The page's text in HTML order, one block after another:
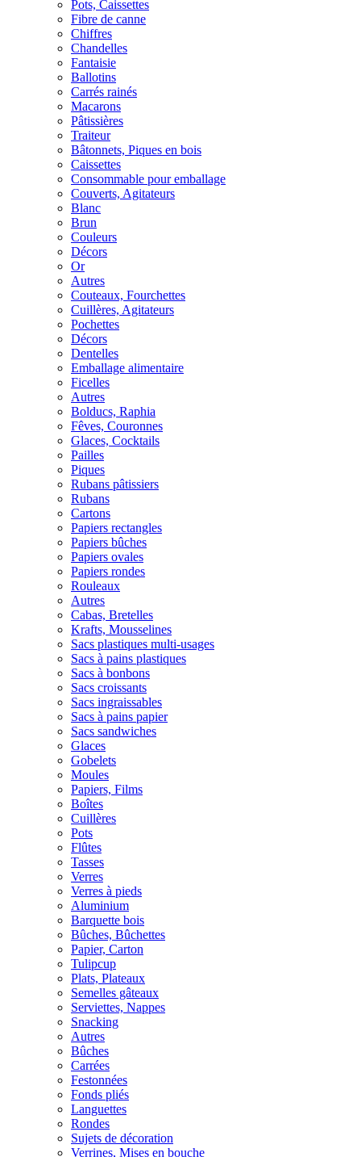
Pots, Caissettes
Fibre de canne
Chiffres
Chandelles
Fantaisie
Ballotins
Carrés rainés
Macarons
Pâtissières
Traiteur
Bâtonnets, Piques en bois
Caissettes
Consommable pour emballage
Couverts, Agitateurs
Blanc
Brun
Couleurs
Décors
Or
Autres
Couteaux, Fourchettes
Cuillères, Agitateurs
Pochettes
Décors
Dentelles
Emballage alimentaire
Ficelles
Autres
Bolducs, Raphia
Fêves, Couronnes
Glaces, Cocktails
Pailles
Piques
Rubans pâtissiers
Rubans
Cartons
Papiers rectangles
Papiers bûches
Papiers ovales
Papiers rondes
Rouleaux
Autres
Cabas, Bretelles
Krafts, Mousselines
Sacs plastiques multi-usages
Sacs à pains plastiques
Sacs à bonbons
Sacs croissants
Sacs ingraissables
Sacs à pains papier
Sacs sandwiches
Glaces
Gobelets
Moules
Papiers, Films
Boîtes
Cuillères
Pots
Flûtes
Tasses
Verres
Verres à pieds
Aluminium
Barquette bois
Bûches, Bûchettes
Papier, Carton
Tulipcup
Plats, Plateaux
Semelles gâteaux
Serviettes, Nappes
Snacking
Autres
Bûches
Carrées
Festonnées
Fonds pliés
Languettes
Rondes
Sujets de décoration
Verrines, Mises en bouche